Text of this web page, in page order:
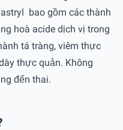
bao gồm các thành
hoà acide dịch vị trong
tá tràng, viêm thực
thực quản. Không
đến thai.